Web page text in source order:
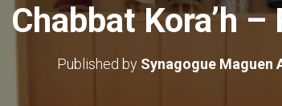
Chabbat Kora’h –
Published by Synagogue Maguen